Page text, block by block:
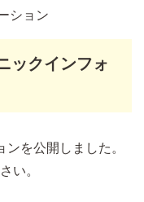
ション
ックインフォ
を公開しました。
い。